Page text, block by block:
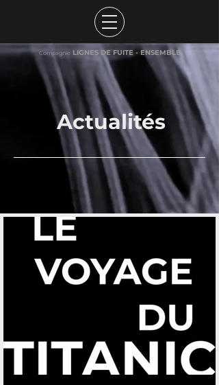
Compagnie LIGNES DE FUITE - ENSEMBLE
Actualités